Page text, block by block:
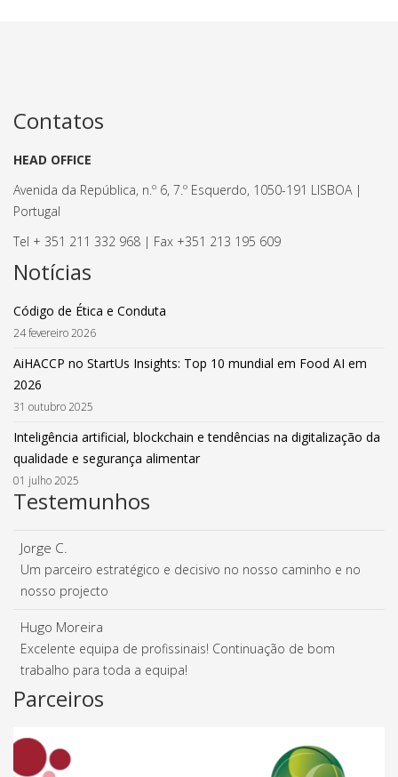
Contatos
HEAD OFFICE
Avenida da República, n.º 6, 7.º Esquerdo, 1050-191 LISBOA |
Portugal
Tel + 351 211 332 968 | Fax +351 213 195 609
Notícias
Código de Ética e Conduta
24 fevereiro 2026
AiHACCP no StartUs Insights: Top 10 mundial em Food AI em
2026
31 outubro 2025
Inteligência artificial, blockchain e tendências na digitalização da
qualidade e segurança alimentar
01 julho 2025
Testemunhos
Jorge C.
Um parceiro estratégico e decisivo no nosso caminho e no
nosso projecto
Hugo Moreira
Excelente equipa de profissinais! Continuação de bom
trabalho para toda a equipa!
Parceiros